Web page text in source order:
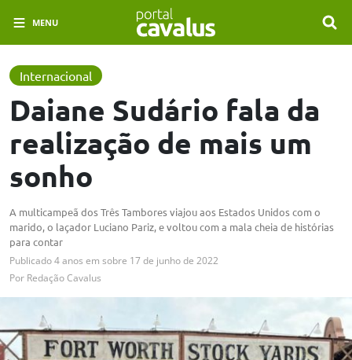
MENU
Internacional
Daiane Sudário fala da
realização de mais um
sonho
A multicampeã dos Três Tambores viajou aos Estados Unidos com o
marido, o laçador Luciano Pariz, e voltou com a mala cheia de histórias
para contar
Publicado4 anos em sobre 17 de junho de 2022
Por Redação Cavalus